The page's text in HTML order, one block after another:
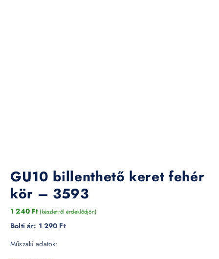
GU10 billenthető keret fehér
kör – 3593
1 240 Ft (készletről érdeklődjön)
Bolti ár: 1 290 Ft
Műszaki adatok: